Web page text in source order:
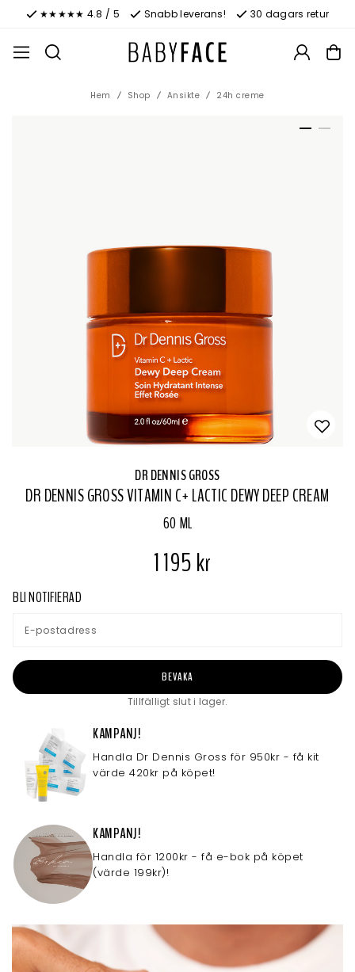
★★★★★ 4.8 / 5 Snabb leverans! 30 dagars retur
Hem Shop Ansikte 24h creme
DR DENNIS GROSS
DR DENNIS GROSS VITAMIN C+ LACTIC DEWY DEEP CREAM
60 ML
1 195 kr
BLI NOTIFIERAD
BEVAKA
Tillfälligt slut i lager.
KAMPANJ!
Handla Dr Dennis Gross för 950kr - få kit
värde 420kr på köpet!
KAMPANJ!
Handla för 1200kr - få e-bok på köpet
(värde 199kr)!